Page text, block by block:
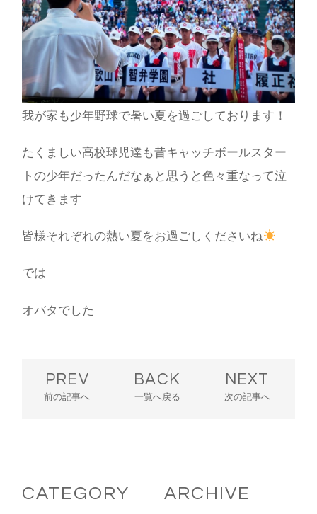
我が家も少年野球で暑い夏を過ごしております！
たくましい高校球児達も昔キャッチボールスター
トの少年だったんだなぁと思うと色々重なって泣
けてきます
皆様それぞれの熱い夏をお過ごしくださいね
では
オバタでした
PREV
前の記事へ
BACK
一覧へ戻る
NEXT
次の記事へ
CATEGORY ARCHIVE